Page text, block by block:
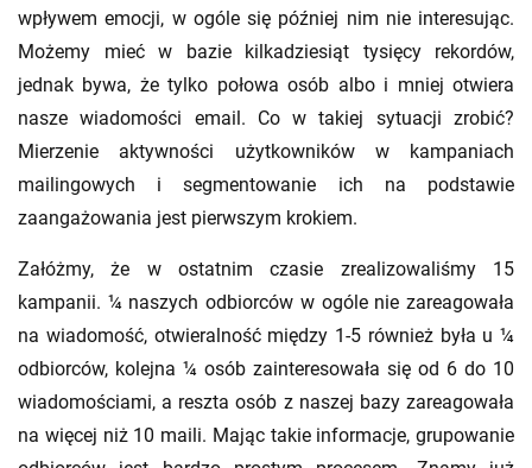
wpływem emocji, w ogóle się później nim nie interesując.
Możemy mieć w bazie kilkadziesiąt tysięcy rekordów,
jednak bywa, że tylko połowa osób albo i mniej otwiera
nasze wiadomości email. Co w takiej sytuacji zrobić?
Mierzenie aktywności użytkowników w kampaniach
mailingowych i segmentowanie ich na podstawie
zaangażowania jest pierwszym krokiem.
Załóżmy, że w ostatnim czasie zrealizowaliśmy 15
kampanii. ¼ naszych odbiorców w ogóle nie zareagowała
na wiadomość, otwieralność między 1-5 również była u ¼
odbiorców, kolejna ¼ osób zainteresowała się od 6 do 10
wiadomościami, a reszta osób z naszej bazy zareagowała
na więcej niż 10 maili. Mając takie informacje, grupowanie